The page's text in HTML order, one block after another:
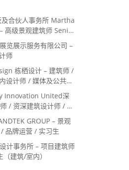
及合伙人事务所 Martha
级景观建筑师 Senior
/ 景观建筑师
览展示服务有限公司 –
师
栋栖设计 – 建筑师 /
设计师 / 媒体及公共关
常年招聘）
Innovation United深
/ 资深建筑设计师 / 室
GROUP – 景观
品牌运营 / 实习生
计事务所 – 项目建筑师
建筑/室内）